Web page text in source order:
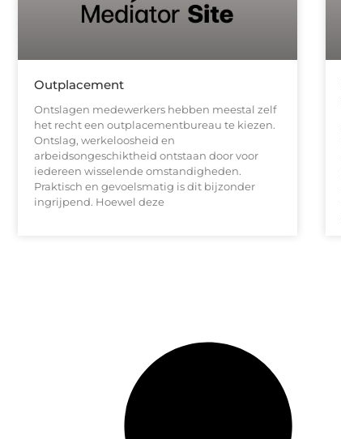
Outplacement
Ontslagen medewerkers hebben meestal zelf
het recht een outplacementbureau te kiezen.
Ontslag, werkeloosheid en
arbeidsongeschiktheid ontstaan door voor
iedereen wisselende omstandigheden.
Praktisch en gevoelsmatig is dit bijzonder
ingrijpend. Hoewel deze